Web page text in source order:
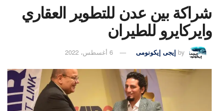
شراكة بين عدن للتطوير العقاري
وايركايرو للطيران
by إيجى إيكونومى 6 أغسطس، 2022